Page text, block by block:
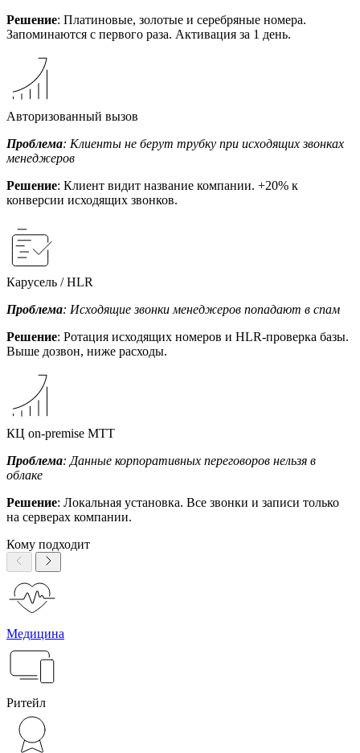
Решение: Платиновые, золотые и серебряные номера.
Запоминаются с первого раза. Активация за 1 день.
Авторизованный вызов
Проблема: Клиенты не берут трубку при исходящих звонках
менеджеров
Решение: Клиент видит название компании. +20% к
конверсии исходящих звонков.
Карусель / HLR
Проблема: Исходящие звонки менеджеров попадают в спам
Решение: Ротация исходящих номеров и HLR-проверка базы.
Выше дозвон, ниже расходы.
КЦ on-premise МТТ
Проблема: Данные корпоративных переговоров нельзя в
облаке
Решение: Локальная установка. Все звонки и записи только
на серверах компании.
Кому подходит
Медицина
Ритейл